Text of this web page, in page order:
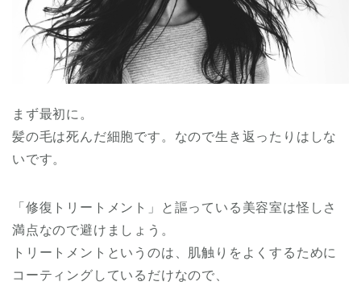
まず最初に。
髪の毛は死んだ細胞です。なので生き返ったりはしな
いです。
「修復トリートメント」と謳っている美容室は怪しさ
満点なので避けましょう。
トリートメントというのは、肌触りをよくするために
コーティングしているだけなので、